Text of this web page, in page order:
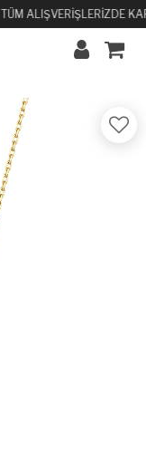
TÜM ALIŞVERİŞLERİZDE